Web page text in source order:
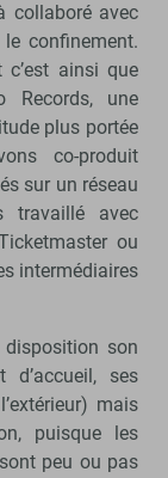
collaboré avec
confinement.
c’est ainsi que
Records, une
plus portée
co-produit
sur un réseau
travaillé avec
ou
intermédiaires
disposition son
d’accueil, ses
mais
puisque les
peu ou pas